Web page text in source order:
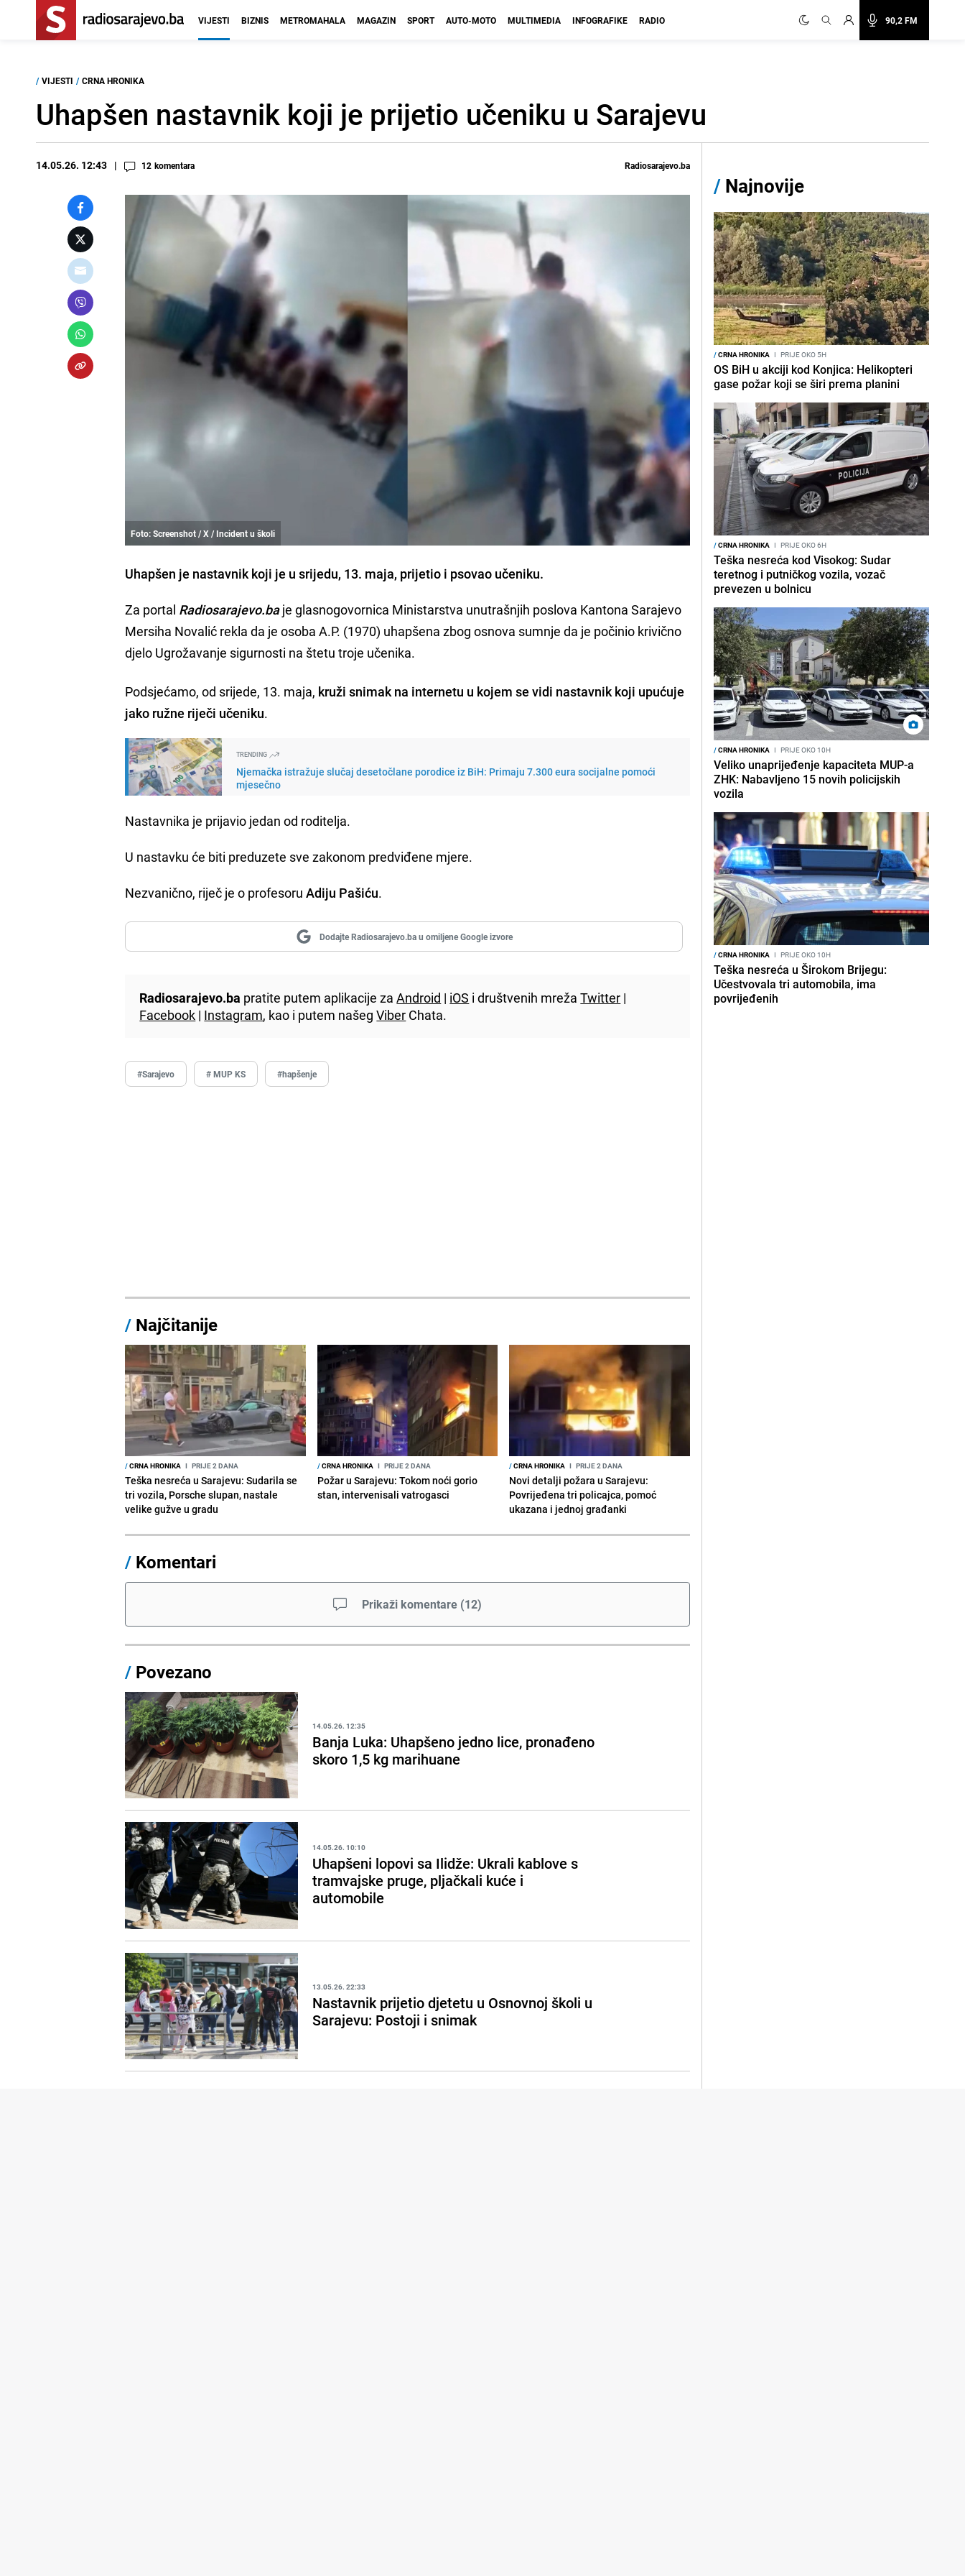
90,2 FM
VIJESTI BIZNIS METROMAHALA MAGAZIN SPORT AUTO-MOTO MULTIMEDIA INFOGRAFIKE RADIO
/ VIJESTI / CRNA HRONIKA
Uhapšen nastavnik koji je prijetio učeniku u Sarajevu
14.05.26. 12:43 12 komentara Radiosarajevo.ba
Foto: Screenshot / X / Incident u školi
Uhapšen je nastavnik koji je u srijedu, 13. maja, prijetio i psovao učeniku.
Za portal Radiosarajevo.baje glasnogovornica Ministarstva unutrašnjih poslova Kantona Sarajevo
Mersiha Novalić rekla da je osoba A.P. (1970) uhapšena zbog osnova sumnje da je počinio krivično
djelo Ugrožavanje sigurnosti na štetu troje učenika.
Podsjećamo, od srijede, 13. maja, kruži snimak na internetu u kojem se vidi nastavnik koji upućuje
jako ružne riječi učeniku.
TRENDING
Njemačka istražuje slučaj desetočlane porodice iz BiH: Primaju 7.300 eura socijalne pomoći
mjesečno
Nastavnika je prijavio jedan od roditelja.
U nastavku će biti preduzete sve zakonom predviđene mjere.
Nezvanično, riječ je o profesoruAdiju Pašiću.
Dodajte Radiosarajevo.ba u omiljene Google izvore
Radiosarajevo.ba pratite putem aplikacije zaAndroid | iOS i društvenih mrežaTwitter |
Facebook | Instagram, kao i putem našegViber Chata.
#Sarajevo # MUP KS #hapšenje
/ Najčitanije
/CRNA HRONIKA I PRIJE 2 DANA
Teška nesreća u Sarajevu: Sudarila se
tri vozila, Porsche slupan, nastale
velike gužve u gradu
/CRNA HRONIKA I PRIJE 2 DANA
Požar u Sarajevu: Tokom noći gorio
stan, intervenisali vatrogasci
/CRNA HRONIKA I PRIJE 2 DANA
Novi detalji požara u Sarajevu:
Povrijeđena tri policajca, pomoć
ukazana i jednoj građanki
/ Komentari
Prikaži komentare (12)
/ Povezano
14.05.26. 12:35
Banja Luka: Uhapšeno jedno lice, pronađeno
skoro 1,5 kg marihuane
14.05.26. 10:10
Uhapšeni lopovi sa Ilidže: Ukrali kablove s
tramvajske pruge, pljačkali kuće i
automobile
13.05.26. 22:33
Nastavnik prijetio djetetu u Osnovnoj školi u
Sarajevu: Postoji i snimak
/ Najnovije
/CRNA HRONIKA I PRIJE OKO 5H
OS BiH u akciji kod Konjica: Helikopteri
gase požar koji se širi prema planini
/CRNA HRONIKA I PRIJE OKO 6H
Teška nesreća kod Visokog: Sudar
teretnog i putničkog vozila, vozač
prevezen u bolnicu
/CRNA HRONIKA I PRIJE OKO 10H
Veliko unaprijeđenje kapaciteta MUP-a
ZHK: Nabavljeno 15 novih policijskih
vozila
/CRNA HRONIKA I PRIJE OKO 10H
Teška nesreća u Širokom Brijegu:
Učestvovala tri automobila, ima
povrijeđenih